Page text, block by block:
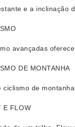
e a inclinação
avançadas
DE MONTANHA
ciclismo de
E FLOW